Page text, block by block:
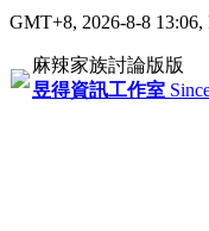
GMT+8, 2026-8-8 13:06,
麻辣家族討論版版
昱得資訊工作室